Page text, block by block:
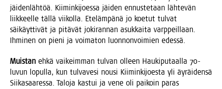
jäi­den­läh­töä. Kii­min­ki­joes­sa jäi­den ennus­te­taan läh­te­vän
liik­keel­le täl­lä vii­kol­la. Ete­läm­pä­nä jo koe­tut tul­vat
säi­käyt­ti­vät ja pitä­vät joki­ran­nan asuk­kai­ta varp­peil­laan.
Ihmi­nen on pie­ni ja voi­ma­ton luon­non­voi­mien edessä.
Muis­tan ehkä vai­keim­man tul­van olleen Hau­ki­pu­taal­la 70-
luvun lopul­la, kun tul­va­ve­si nousi Kii­min­ki­joes­ta yli äyräi­den­sä
Sii­ka­saa­res­sa. Talo­ja kas­tui ja vene oli pai­koin paras